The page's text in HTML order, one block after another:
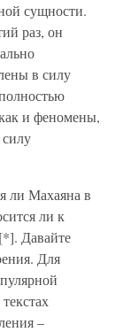
сущности.
раз, он
в силу
и феномены,
ли Махаяна в
ли к
Давайте
Для
–